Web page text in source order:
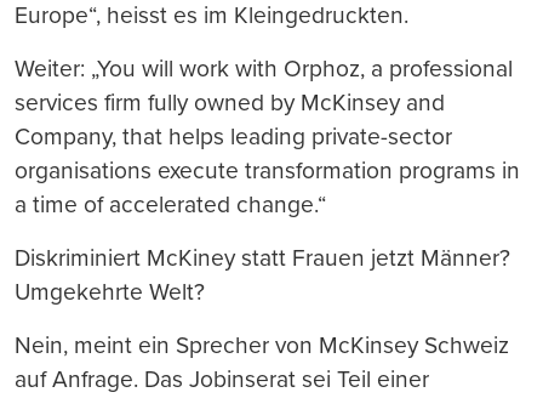
Europe“, heisst es im Kleingedruckten.
Weiter: „You will work with Orphoz, a professional
services firm fully owned by McKinsey and
Company, that helps leading private-sector
organisations execute transformation programs in
a time of accelerated change.“
Diskriminiert McKiney statt Frauen jetzt Männer?
Umgekehrte Welt?
Nein, meint ein Sprecher von McKinsey Schweiz
auf Anfrage. Das Jobinserat sei Teil einer